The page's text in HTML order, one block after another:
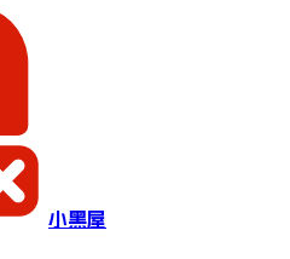
小黑屋